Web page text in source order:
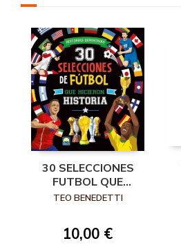
30 SELECCIONES
FUTBOL QUE
HICIERON HIST
TEO BENEDETTI
10,00 €